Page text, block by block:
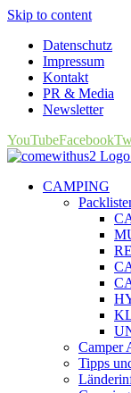
Skip to content
Datenschutz
Impressum
Kontakt
PR & Media
Newsletter
YouTubeFacebook
CAMPING
Camper
Tipps